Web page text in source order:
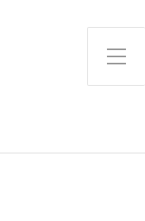
Toggle Side Menu